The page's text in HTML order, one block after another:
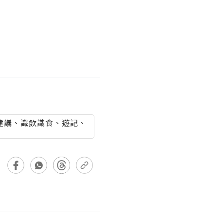
、識飲識食、遊記、